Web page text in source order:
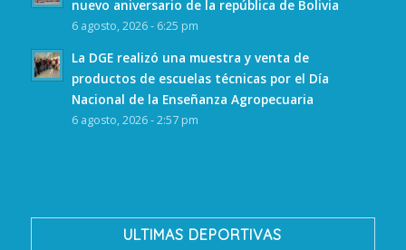
nuevo aniversario de la república de Bolivia
6 agosto, 2026 - 6:25 pm
La DGE realizó una muestra y venta de
productos de escuelas técnicas por el Día
Nacional de la Enseñanza Agropecuaria
6 agosto, 2026 - 2:57 pm
ULTIMAS DEPORTIVAS